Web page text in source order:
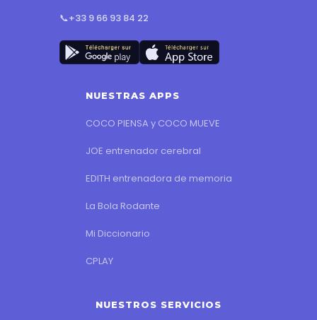
📞+33 9 66 93 84 22
NUESTRAS APPS
COCO PIENSA y COCO MUEVE
JOE entrenador cerebral
EDITH entrenadora de memoria
La Bola Rodante
Mi Diccionario
CPLAY
NUESTROS SERVICIOS